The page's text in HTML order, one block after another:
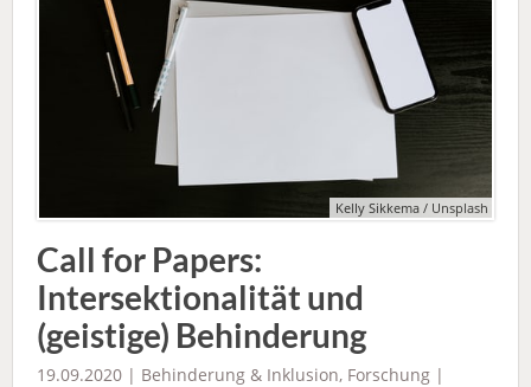
Kelly Sikkema / Unsplash
Call for Papers:
Intersektionalität und
(geistige) Behinderung
19.09.2020 | Behinderung & Inklusion, Forschung |